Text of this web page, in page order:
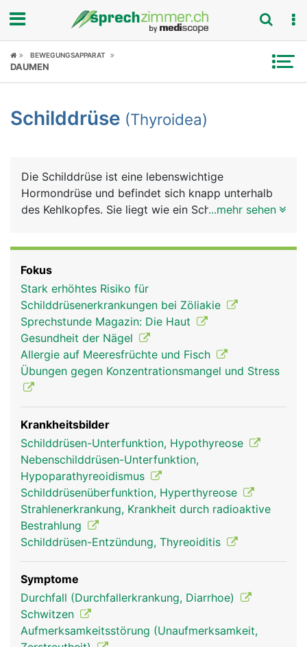
Fokus
Symptome
News
Rubriken
BEWEGUNGSAPPARAT
DAUMEN
Schilddrüse (Thyroidea)
Die Schilddrüse ist eine lebenswichtige
Hormondrüse und befindet sich knapp unterhalb
des Kehlkopfes. Sie liegt wie ein Schild vor
Schilddrüse produziert Schilddrüsenhormone und
das Hormon Calcitonin. Die Schilddrüsenhormone
wirken auf fast alle Körperzellen, indem sie den
Stoffwechsel anregen. So haben sie Einfluss auf
Zucker-, Fett- und Eiweisshaushalt, Wärmehaushalt
und Körpertemperatur, Herz- Kreislaufsystem,
Funktion von Darm, Muskeln und Nervensystem
sowie Gemütsverfassung und Leistungsfähigkeit.
Beim Kind steuern die Schilddrüsenhormone
zudem die Gehirn- und Nervenentwicklung sowie
das Knochenwachstum. Das Calcitonin ist an der
Feinregulation von Kalzium im Blut beteiligt. Für
die Produktion der Schilddrüsenhormone benötigt
die Schilddrüse Jod, das sie aus der Nahrung über
das Blut erhält und speichert.
...mehr sehen
Fokus
Stark erhöhtes Risiko für
Schilddrüsenerkrankungen bei Zöliakie
Sprechstunde Magazin: Die Haut
Gesundheit der Nägel
Allergie auf Meeresfrüchte und Fisch
Übungen gegen Konzentrationsmangel und Stress
Krankheitsbilder
Schilddrüsen-Unterfunktion, Hypothyreose
Nebenschilddrüsen-Unterfunktion,
Hypoparathyreoidismus
Schilddrüsenüberfunktion, Hyperthyreose
Strahlenerkrankung, Krankheit durch radioaktive
Bestrahlung
Schilddrüsen-Entzündung, Thyreoiditis
Symptome
Durchfall (Durchfallerkrankung, Diarrhoe)
Schwitzen
Aufmerksamkeitsstörung (Unaufmerksamkeit,